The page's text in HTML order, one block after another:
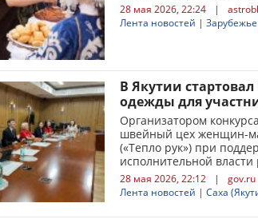
28 мая 2026, 22:24 |
Лента новостей | Зарубежье
В Якутии
одежды для
Организатором
швейный цех женщин-
(«Тепло рук») при
исполнительной власти
28 мая 2026, 22:12 |
gov.ru
Лента новостей | Саха